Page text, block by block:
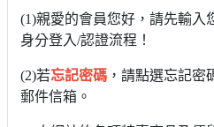
(1)親愛的會員您好，請先輸入
身分登入/認證流程！
(2)若忘記密碼 ，請點選忘記密
郵件信箱。